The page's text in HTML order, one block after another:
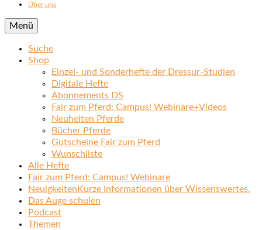
Über uns
Menü
Suche
Shop
Einzel- und Sonderhefte der Dressur-Studien
Digitale Hefte
Abonnements DS
Fair zum Pferd: Campus! Webinare+Videos
Neuheiten Pferde
Bücher Pferde
Gutscheine Fair zum Pferd
Wunschliste
Alle Hefte
Fair zum Pferd: Campus! Webinare
Neuigkeiten Kurze Informationen über Wissenswertes.
Das Auge schulen
Podcast
Themen